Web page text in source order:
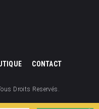
CONTACT
Droits Reservés.